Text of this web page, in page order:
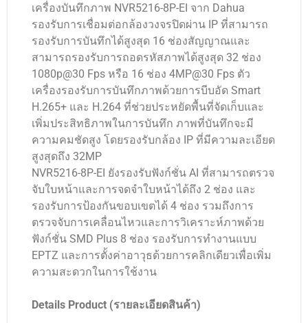
เครื่องบันทึกภาพ NVR5216-8P-EI จาก Dahua
รองรับการเชื่อมต่อกล้องวงจรปิดผ่าน IP ที่สามารถ
รองรับการบันทึกได้สูงสุด 16 ช่องสัญญาณและ
สามารถรองรับการถอดรหัสภาพได้สูงสุด 32 ช่อง
1080p@30 Fps หรือ 16 ช่อง 4MP@30 Fps ตัว
เครื่องรองรับการบันทึกภาพด้วยการบีบอัด Smart
H.265+ และ H.264 ที่ช่วยประหยัดพื้นที่จัดเก็บและ
เพิ่มประสิทธิภาพในการบันทึก ภาพที่บันทึกจะมี
ความคมชัดสูง โดยรองรับกล้อง IP ที่มีความละเอียด
สูงสุดถึง 32MP
NVR5216-8P-EI ยังรองรับฟังก์ชั่น AI ที่สามารถตรวจ
จับใบหน้าและการจดจำใบหน้าได้ถึง 2 ช่อง และ
รองรับการป้องกันขอบเขตได้ 4 ช่อง รวมถึงการ
ตรวจจับการเคลื่อนไหวและการวิเคราะห์ภาพด้วย
ฟังก์ชั่น SMD Plus 8 ช่อง รองรับการทำงานแบบ
EPTZ และการตั้งค่าอาวุธด้วยการคลิกเดียวเพื่อเพิ่ม
ความสะดวกในการใช้งาน
Details Product (รายละเอียดสินค้า)